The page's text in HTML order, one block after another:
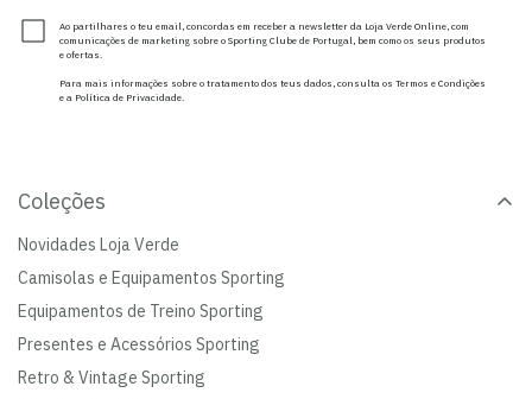
Ao partilhares o teu email, concordas em receber a newsletter da Loja Verde Online, com
comunicações de marketing sobre o Sporting Clube de Portugal, bem como os seus produtos
e ofertas.
Para mais informações sobre o tratamento dos teus dados, consulta os Termos e Condições
e a Política de Privacidade.
Coleções
Novidades Loja Verde
Camisolas e Equipamentos Sporting
Equipamentos de Treino Sporting
Presentes e Acessórios Sporting
Retro & Vintage Sporting